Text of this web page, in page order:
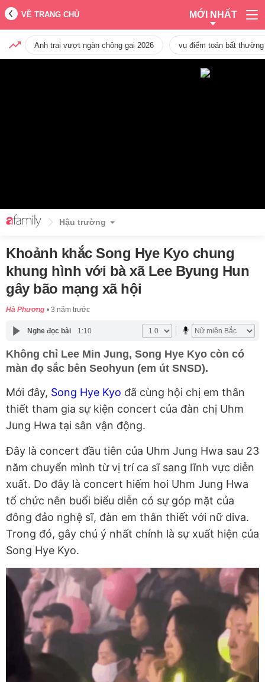
VỀ TRANG CHỦ MỚI NHẤT
Anh trai vượt ngàn chông gai 2026 vụ điểm toán bất
Hậu trường
Khoảnh khắc Song Hye Kyo chung
khung hình với bà xã Lee Byung Hun
gây bão mạng xã hội
Hà Phương 3 năm trước
Nghe đọc bài 1:10
Không chỉ Lee Min Jung, Song Hye Kyo còn có
màn đọ sắc bên Seohyun (em út SNSD).
Mới đây, Song Hye Kyo đã cùng hội chị em thân
thiết tham gia sự kiện concert của đàn chị Uhm
Jung Hwa tại sân vận động.
Đây là concert đầu tiên của Uhm Jung Hwa sau 23
năm chuyển mình từ vị trí ca sĩ sang lĩnh vực diễn
xuất. Do đây là concert hiếm hoi Uhm Jung Hwa
tổ chức nên buổi biểu diễn có sự góp mặt của
đông đảo nghệ sĩ, đàn em thân thiết với nữ diva.
Trong đó, gây chú ý nhất chính là sự xuất hiện của
Song Hye Kyo.